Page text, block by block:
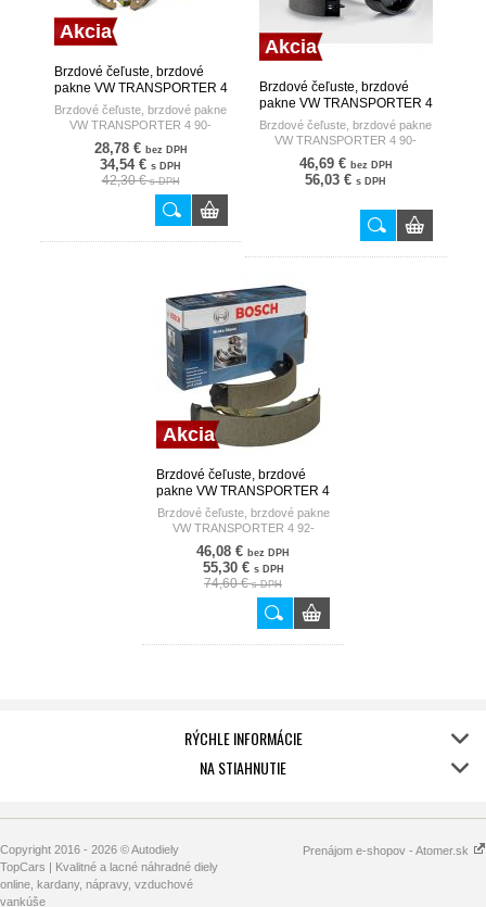
Akcia
Brzdové čeľuste, brzdové
pakne VW TRANSPORTER 4
90- /268X55/ TEXTAR
Brzdové čeľuste, brzdové pakne
VW TRANSPORTER 4 90-
/268X55/
28,78 € bez DPH
34,54 € s DPH
42,30 €s DPH
Akcia
Brzdové čeľuste, brzdové
pakne VW TRANSPORTER 4
90- /268X55/ TRW
Brzdové čeľuste, brzdové pakne
VW TRANSPORTER 4 90-
/268X55/
46,69 € bez DPH
56,03 € s DPH
Akcia
Brzdové čeľuste, brzdové
pakne VW TRANSPORTER 4
92- BOSCH
Brzdové čeľuste, brzdové pakne
VW TRANSPORTER 4 92-
46,08 € bez DPH
55,30 € s DPH
74,60 €s DPH
RÝCHLE INFORMÁCIE
NA STIAHNUTIE
Copyright 2016 - 2026 © Autodiely
TopCars | Kvalitné a lacné náhradné diely
online, kardany, nápravy, vzduchové
vankúše
Prenájom e-shopov - Atomer.sk